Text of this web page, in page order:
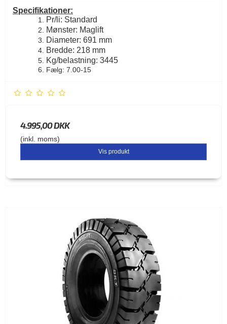
Specifikationer:
Pr/li: Standard
Mønster: Maglift
Diameter: 691 mm
Bredde: 218 mm
Kg/belastning: 3445
Fælg: 7.00-15
4.995,00 DKK
(inkl. moms)
Vis produkt